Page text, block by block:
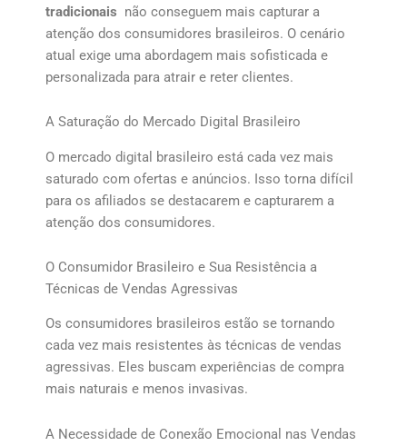
tradicionais não conseguem mais capturar a
atenção dos consumidores brasileiros. O cenário
atual exige uma abordagem mais sofisticada e
personalizada para atrair e reter clientes.
A Saturação do Mercado Digital Brasileiro
O mercado digital brasileiro está cada vez mais
saturado com ofertas e anúncios. Isso torna difícil
para os afiliados se destacarem e capturarem a
atenção dos consumidores.
O Consumidor Brasileiro e Sua Resistência a
Técnicas de Vendas Agressivas
Os consumidores brasileiros estão se tornando
cada vez mais resistentes às técnicas de vendas
agressivas. Eles buscam experiências de compra
mais naturais e menos invasivas.
A Necessidade de Conexão Emocional nas Vendas